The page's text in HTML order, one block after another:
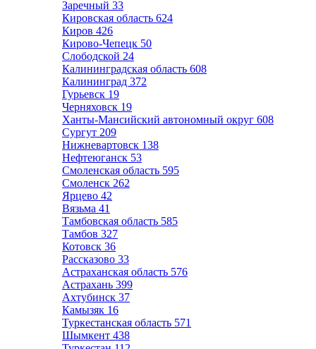
Заречный 33
Кировская область 624
Киров 426
Кирово-Чепецк 50
Слободской 24
Калининградская область 608
Калининград 372
Гурьевск 19
Черняховск 19
Ханты-Мансийский автономный округ 608
Сургут 209
Нижневартовск 138
Нефтеюганск 53
Смоленская область 595
Смоленск 262
Ярцево 42
Вязьма 41
Тамбовская область 585
Тамбов 327
Котовск 36
Рассказово 33
Астраханская область 576
Астрахань 399
Ахтубинск 37
Камызяк 16
Туркестанская область 571
Шымкент 438